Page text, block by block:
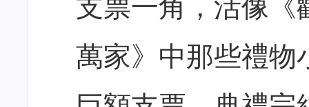
支票一角，活像《
萬家》中那些禮物